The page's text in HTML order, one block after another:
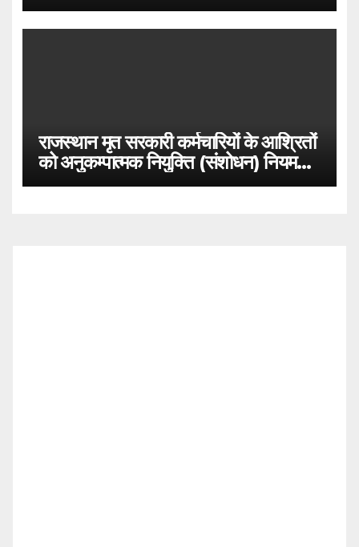
राजस्थान मृत सरकारी कर्मचारियों के आश्रितों
को अनुकम्पात्मक नियुक्ति (संशोधन) नियम
2021